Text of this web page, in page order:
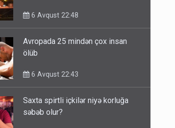
6 Avqust 22:48
Avropada 25 mindən çox insan
ölüb
6 Avqust 22:43
Saxta spirtli içkilər niyə korluğa
səbəb olur?